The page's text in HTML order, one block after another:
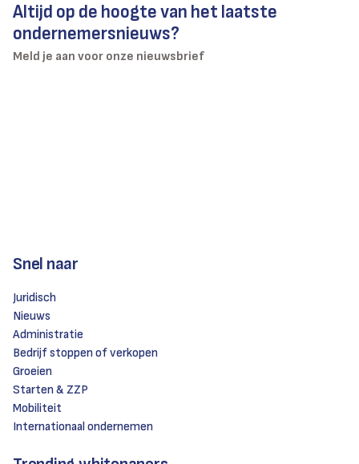
Altijd op de hoogte van het laatste
ondernemersnieuws?
Meld je aan voor onze nieuwsbrief
Snel naar
Juridisch
Nieuws
Administratie
Bedrijf stoppen of verkopen
Groeien
Starten & ZZP
Mobiliteit
Internationaal ondernemen